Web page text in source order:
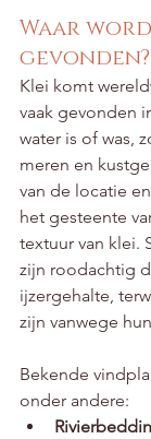
Waar
gevonden?
Klei komt
vaak gevonden
water is of was,
meren en
van de locatie
het gesteente
textuur van klei.
zijn roodachtig
ijzergehalte,
zijn vanwege
Bekende
onder andere: